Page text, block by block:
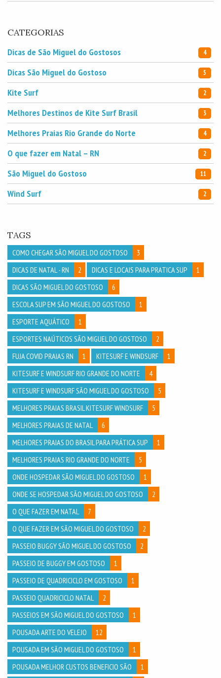
CATEGORIAS
Dicas de São Miguel do Gostosos
4
Dicas São Miguel do Gostoso 5
Kite Surf 2
Melhores Destinos de Kite Surf Brasil 3
Melhores Praias Rio Grande do Norte 4
O que fazer em Natal – RN 2
São Miguel do Gostoso 11
Wind Surf 2
TAGS
COMO CHEGAR SÃO MIGUEL DO GOSTOSO
3
DICAS DE NATAL - RN
2 DICAS E LOCAIS PARA PRATICA SUP
1
DICAS SÃO MIGUEL DO GOSTOSO
6
ESCOLA SUP EM SÃO MIGUEL DO GOSTOSO
1
ESPORTE AQUÁTICO
1
ESPORTES NAÚTICOS SÃO MIGUEL DO GOSTOSO
2
FUJA COVID PRAIAS RN
1 KITESURF E WINDSURF
1
KITESURF E WINDSURF RIO GRANDE DO NORTE
4
KITESURF E WINDSURF SÃO MIGUEL DO GOSTOSO
5
MELHORES PRAIAS BRASIL KITESURF WINDSURF
5
MELHORES PRAIAS DE NATAL
6
MELHORES PRAIAS DO BRASIL PARA PRÁTICA SUP
1
MELHORES PRAIAS RIO GRANDE DO NORTE
5
ONDE HOSPEDAR SÃO MIGUEL DO GOSTOSO
1
ONDE SE HOSPEDAR SÃO MIGUEL DO GOSTOSO
2
O QUE FAZER EM NATAL
7
O QUE FAZER EM SÃO MIGUEL DO GOSTOSO
2
PASSEIO BUGGY SÃO MIGUEL DO GOSTOSO
2
PASSEIO DE BUGGY EM GOSTOSO
1
PASSEIO DE QUADRICICLO EM GOSTOSO
1
PASSEIO QUADRICICLO NATAL
2
PASSEIOS EM SÃO MIGUEL DO GOSTOSO
1
POUSADA ARTE DO VELEJO
12
POUSADA EM SÃO MIGUEL DO GOSTOSO
1
POUSADA MELHOR CUSTOS BENEFICIO SÃO
1